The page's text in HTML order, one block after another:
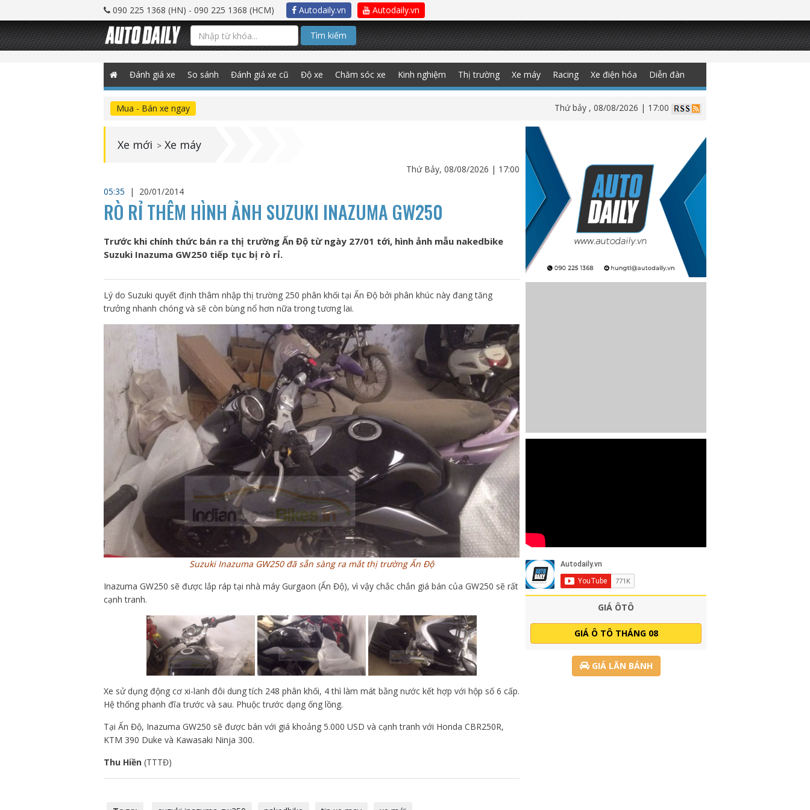
090 225 1368 (HN) - 090 225 1368 (HCM) Autodaily.vn Autodaily.vn
Tìm kiếm
Đánh giá xe So sánh Đánh giá xe cũ Độ xe Chăm sóc xe Kinh nghiệm Thị trường Xe máy Racing Xe điện hóa Diễn đàn
Mua - Bán xe ngay Thứ bảy , 08/08/2026 | 17:00
Xe mới > Xe máy
Thứ Bảy, 08/08/2026 | 17:00
05:35
| 20/01/2014
RÒ RỈ THÊM HÌNH ẢNH SUZUKI INAZUMA GW250
Trước khi chính thức bán ra thị trường Ấn Độ từ ngày 27/01 tới, hình ảnh mẫu nakedbike
Suzuki Inazuma GW250 tiếp tục bị rò rỉ.
Lý do Suzuki quyết định thâm nhập thị trường 250 phân khối tại Ấn Độ bởi phân khúc này đang tăng
trưởng nhanh chóng và sẽ còn bùng nổ hơn nữa trong tương lai.
Suzuki Inazuma GW250 đã sẵn sàng ra mắt thị trường Ấn Độ
Inazuma GW250 sẽ được lắp ráp tại nhà máy Gurgaon (Ấn Độ), vì vậy chắc chắn giá bán của GW250 sẽ rất
cạnh tranh.
Xe sử dụng động cơ xi-lanh đôi dung tích 248 phân khối, 4 thì làm mát bằng nước kết hợp với hộp số 6 cấp.
Hệ thống phanh đĩa trước và sau. Phuộc trước dạng ống lồng.
Tại Ấn Độ, Inazuma GW250 sẽ được bán với giá khoảng 5.000 USD và cạnh tranh với Honda CBR250R,
KTM 390 Duke và Kawasaki Ninja 300.
Thu Hiền (TTTĐ)
GIÁ ÔTÔ
GIÁ Ô TÔ THÁNG 08
GIÁ LĂN BÁNH